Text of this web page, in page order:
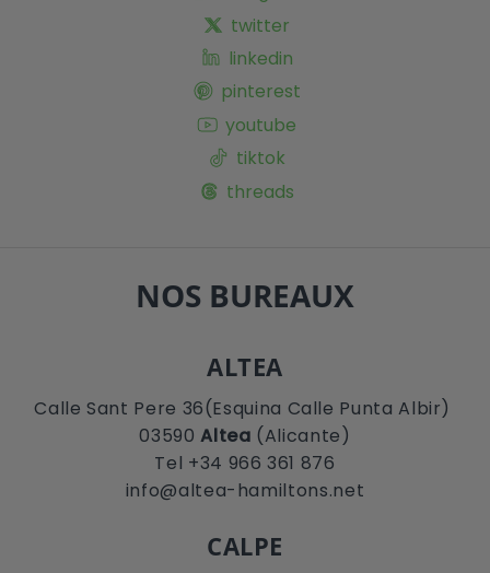
twitter
linkedin
pinterest
youtube
tiktok
threads
NOS BUREAUX
ALTEA
Calle Sant Pere 36(Esquina Calle Punta Albir)
03590Altea (Alicante)
Tel +34 966 361 876
info@altea-hamiltons.net
CALPE